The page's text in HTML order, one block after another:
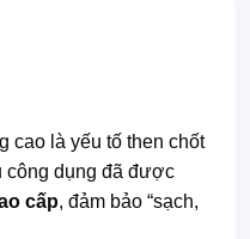
cao là yếu tố then chốt
công dụng đã được
cấp, đảm bảo “sạch,